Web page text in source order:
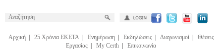
Αρχική| 25 Χρόνια ΕΚΕΤΑ| Ενημέρωση| Εκδηλώσεις| Διαγωνισμοί| Θέσεις
Εργασίας
My Certh Επικοινωνία